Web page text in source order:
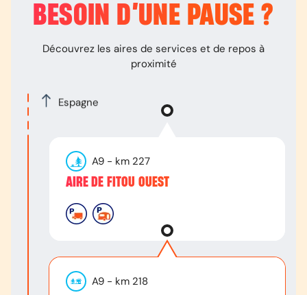
BESOIN D’UNE PAUSE ?
Découvrez les aires de services et de repos à
proximité
Espagne
A9 - km 227
AIRE DE FITOU OUEST
A9 - km 218